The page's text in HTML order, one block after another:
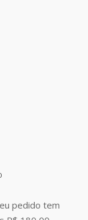
pedido tem